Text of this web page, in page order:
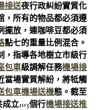
接送夜行政糾紛實質化
，所有的物品都必須遵
擺放，連咖啡豆都必須
點七的重量比例混合。
，指導各地樹立市級行
包車級調解任務機場接
當場實質解紛，將牴觸
包車機場送機態。截至
立103個行機場接送推